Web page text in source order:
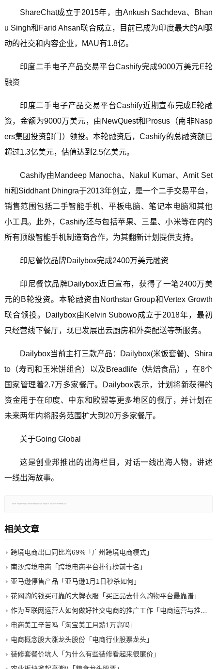
ShareChat成立于2015年，由Ankush Sachdeva、Bhan
u Singh和Farid Ahsan联合成立，目前已成为印度最大的AI驱
动的社交和内容企业，MAU有1.8亿。
印度二手电子产品交易平台Cashify完成9000万美元E轮
融资
印度二手电子产品交易平台Cashify近期宣布完成E轮融
资，金额为9000万美元，由NewQuest和Prosus（南非Nasp
ers集团投资部门）领投。本轮融资后，Cashify的总融资额已
超过1.3亿美元，估值达到2.5亿美元。
Cashify由Mandeep Manocha、Nakul Kumar、Amit Set
hi和Siddhant Dhingra于2013年创立，是一个二手交易平台，
销售范围包括二手智能手机、平板电脑、笔记本电脑和其他
小工具。此外，Cashify还与包括苹果、三星、小米等在内的
所有顶级智能手机制造商合作，为其翻新计划提供支持。
印尼餐饮品牌Dailybox完成2400万美元融资
印尼餐饮品牌Dailybox近日宣布，获得了一笔2400万美
元的B轮投资。本轮融资由Northstar Group和Vertex Growth
联合领投。Dailybox由Kelvin Subowo成立于2018年，最初
只经营线下餐厅，现已发展出云厨房和外卖配送等新服务。
Dailybox当前主打三款产品：Dailybox(米饭套餐)、Shira
to（寿司和玉米饼组合）以及Breadlife（烘焙食品），在8个
国家管理着2.7万多家餐厅。Dailybox表示，计划将新获得的
资金用于在印度、中东和欧盟等更多地区的餐厅，并计划在
未来两年内将服务范围扩大到20万多家餐厅。
关于Going Global
这是创业邦推出的出海栏目，对话一线出海人物，讲述
一线出海故事。
相关文章
跨境电商出口同比增69%「广州跨境电商模式」
南沙跨境电商「跨境电商平台排行榜前十名」
亚马逊停售产品「亚马逊1月1日秒杀如何」
花网购的钱买可靠的大牌衣服「买正品去什么购物平台最靠谱」
作为互联网运营人如何做好社交电商的推广工作「电商运营与推广」
电商美工辛苦吗「淘宝美工月薪1万高吗」
电商概念股大涨龙头股份「电商行业股票龙头」
装修套餐价坑人「为什么有些装修看起来很廉价」